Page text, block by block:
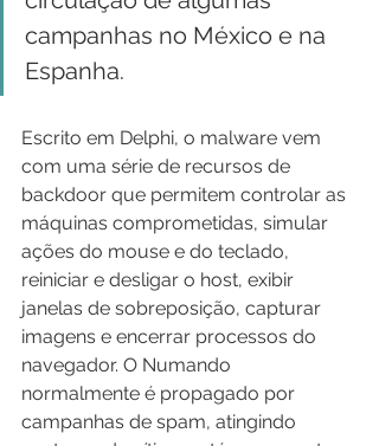
campanhas no México e na
Espanha.
Escrito em Delphi, o malware vem
com uma série de recursos de
backdoor que permitem controlar as
máquinas comprometidas, simular
ações do mouse e do teclado,
reiniciar e desligar o host, exibir
janelas de sobreposição, capturar
imagens e encerrar processos do
navegador. O Numando
normalmente é propagado por
campanhas de spam, atingindo